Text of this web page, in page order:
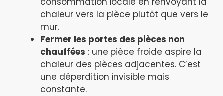
chaleur vers la pièce plutôt que vers le
mur.
Fermer les portes des pièces non
chauffées : une pièce froide aspire la
chaleur des pièces adjacentes. C’est
une déperdition invisible mais
constante.